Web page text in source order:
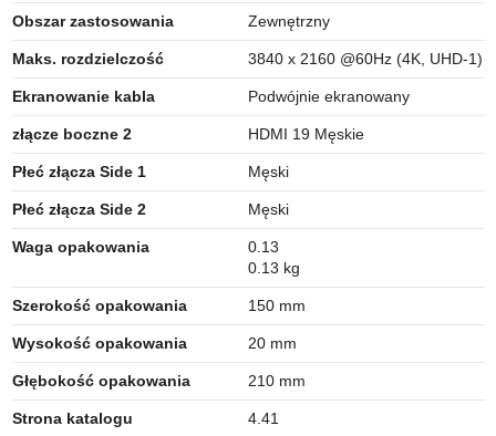
Obszar zastosowania Zewnętrzny
Maks. rozdzielczość 3840 x 2160 @60Hz (4K, UHD-1)
Ekranowanie kabla Podwójnie ekranowany
złącze boczne 2 HDMI 19 Męskie
Płeć złącza Side 1 Męski
Płeć złącza Side 2 Męski
Waga opakowania
0.13
0.13 kg
Szerokość opakowania 150 mm
Wysokość opakowania 20 mm
Głębokość opakowania 210 mm
Strona katalogu 4.41